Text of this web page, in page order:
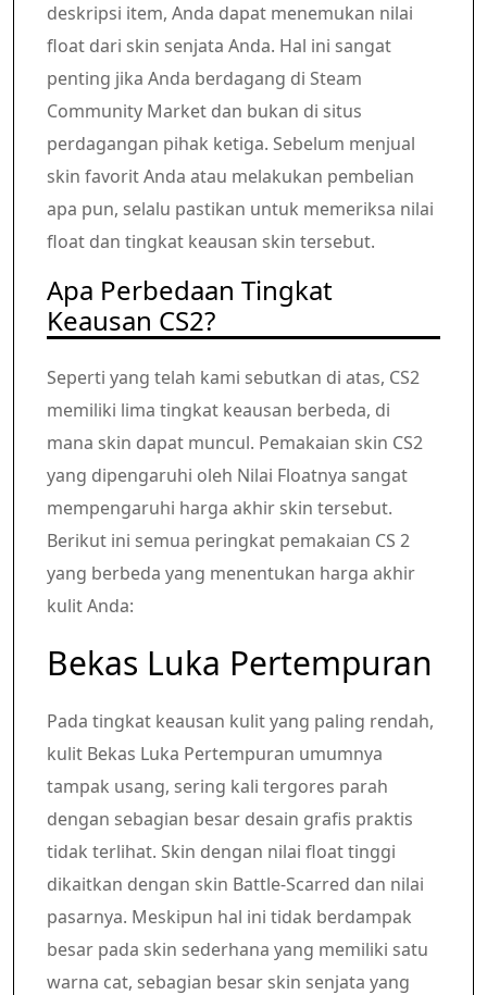
deskripsi item, Anda dapat menemukan nilai
float dari skin senjata Anda. Hal ini sangat
penting jika Anda berdagang di Steam
Community Market dan bukan di situs
perdagangan pihak ketiga. Sebelum menjual
skin favorit Anda atau melakukan pembelian
apa pun, selalu pastikan untuk memeriksa nilai
float dan tingkat keausan skin tersebut.
Apa Perbedaan Tingkat
Keausan CS2?
Seperti yang telah kami sebutkan di atas, CS2
memiliki lima tingkat keausan berbeda, di
mana skin dapat muncul. Pemakaian skin CS2
yang dipengaruhi oleh Nilai Floatnya sangat
mempengaruhi harga akhir skin tersebut.
Berikut ini semua peringkat pemakaian CS 2
yang berbeda yang menentukan harga akhir
kulit Anda:
Bekas Luka Pertempuran
Pada tingkat keausan kulit yang paling rendah,
kulit Bekas Luka Pertempuran umumnya
tampak usang, sering kali tergores parah
dengan sebagian besar desain grafis praktis
tidak terlihat. Skin dengan nilai float tinggi
dikaitkan dengan skin Battle-Scarred dan nilai
pasarnya. Meskipun hal ini tidak berdampak
besar pada skin sederhana yang memiliki satu
warna cat, sebagian besar skin senjata yang